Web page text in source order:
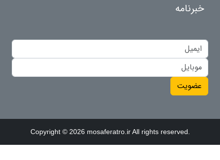
خبرنامه
عضویت
Copyright © 2026 mosaferatro.ir All rights reserved.